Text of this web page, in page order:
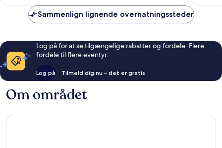
Sammenlign lignende overnatningssteder
Log på for at se tilgængelige rabatter og fordele. Flere
fordele til flere eventyr.
Log på Tilmeld dig nu – det er gratis
Om området